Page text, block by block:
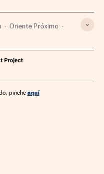
Oriente Próximo
pinche aquí